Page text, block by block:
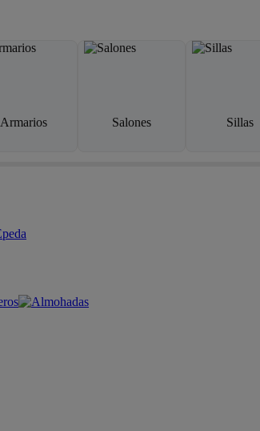
Armarios Salones Sillas